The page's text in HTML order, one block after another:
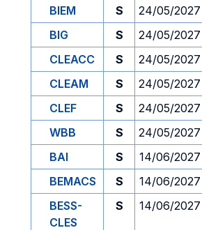
BIEM
S 24/05/2027
BIG
S 24/05/2027
CLEACC
S 24/05/2027
CLEAM
S 24/05/2027
CLEF
S 24/05/2027
WBB
S 24/05/2027
BAI
S 14/06/2027
BEMACS
S 14/06/2027
BESS-
CLES
S 14/06/2027